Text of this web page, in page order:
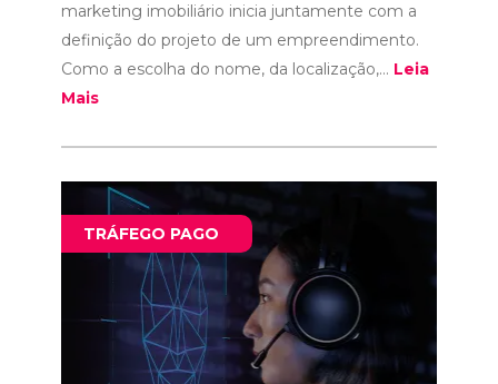
marketing imobiliário inicia juntamente com a
definição do projeto de um empreendimento.
Como a escolha do nome, da localização,... Leia
Mais
TRÁFEGO PAGO